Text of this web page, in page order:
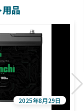
品
2025年8月29日